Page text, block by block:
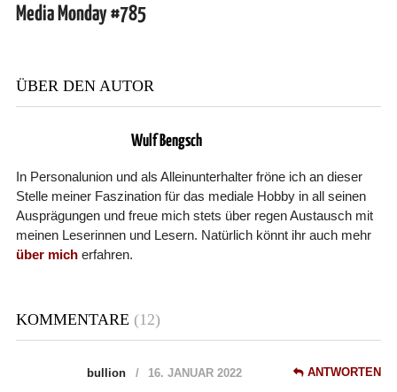
Media Monday #785
ÜBER DEN AUTOR
Wulf Bengsch
In Personalunion und als Alleinunterhalter fröne ich an dieser
Stelle meiner Faszination für das mediale Hobby in all seinen
Ausprägungen und freue mich stets über regen Austausch mit
meinen Leserinnen und Lesern. Natürlich könnt ihr auch mehr
über micherfahren.
KOMMENTARE (12)
bullion 16. JANUAR 2022 ANTWORTEN